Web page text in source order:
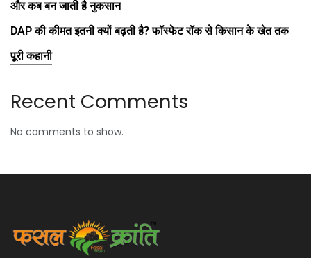
और कब बन जाती है नुकसान
DAP की कीमत इतनी क्यों बढ़ती है? फॉस्फेट रॉक से किसान के खेत तक
पूरी कहानी
Recent Comments
No comments to show.